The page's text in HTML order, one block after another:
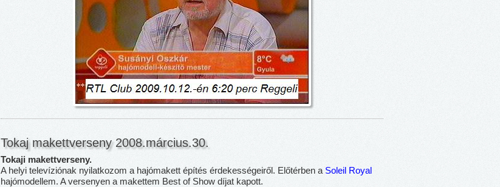
Tokaj makettverseny 2008.március.30.
Tokaji makettverseny.
A helyi televíziónak nyilatkozom a hajómakett építés érdekességeiről. Előtérben a Soleil Royal
hajómodellem. A versenyen a makettem Best of Show díjat kapott.